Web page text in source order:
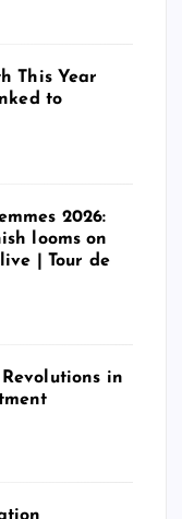
This Year
to
2026:
looms on
| Tour de
in